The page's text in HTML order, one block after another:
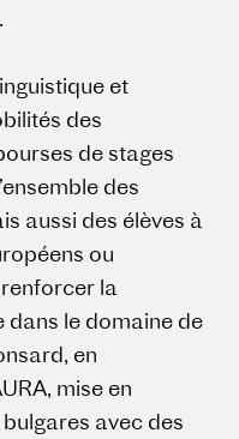
et
des
de stages
des
aussi des élèves à
ou
la
le domaine de
en
mise en
avec des